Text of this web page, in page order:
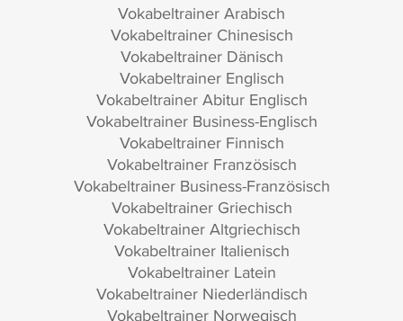
Vokabeltrainer Arabisch
Vokabeltrainer Chinesisch
Vokabeltrainer Dänisch
Vokabeltrainer Englisch
Vokabeltrainer Abitur Englisch
Vokabeltrainer Business-Englisch
Vokabeltrainer Finnisch
Vokabeltrainer Französisch
Vokabeltrainer Business-Französisch
Vokabeltrainer Griechisch
Vokabeltrainer Altgriechisch
Vokabeltrainer Italienisch
Vokabeltrainer Latein
Vokabeltrainer Niederländisch
Vokabeltrainer Norwegisch